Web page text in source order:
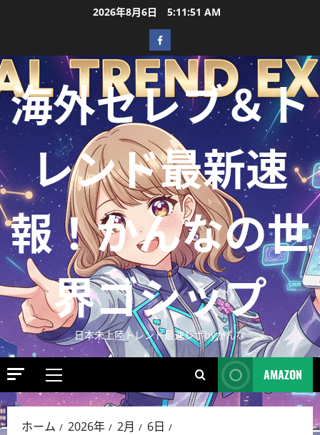
2026年8月6日 5:11:53 AM
海外セレブ＆ト
レンド最新速
報！かんなの世
界ゴシップ
日本未上陸トレンド最速レポbyかんな
AMAZON
ホーム 2026年 2月
6日